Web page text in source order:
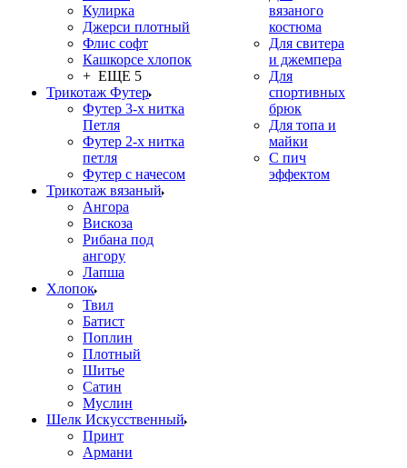
Кулирка
Джерси плотный
Флис софт
Кашкорсе хлопок
+ ЕЩЕ 5
Трикотаж Футер
Футер 3-х нитка
Петля
Футер 2-х нитка
петля
Футер с начесом
Трикотаж вязаный
Ангора
Вискоза
Рибана под
ангору
Лапша
Хлопок
Твил
Батист
Поплин
Плотный
Шитье
Сатин
Муслин
Шелк Искусственный
Принт
Армани
вязаного
костюма
Для свитера
и джемпера
Для
спортивных
брюк
Для топа и
майки
С пич
эффектом